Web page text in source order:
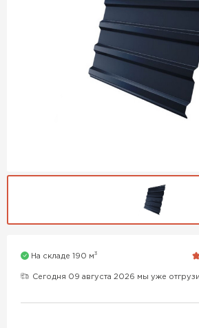
На складе 190 м3
Сегодня 09 августа 2026 мы уже